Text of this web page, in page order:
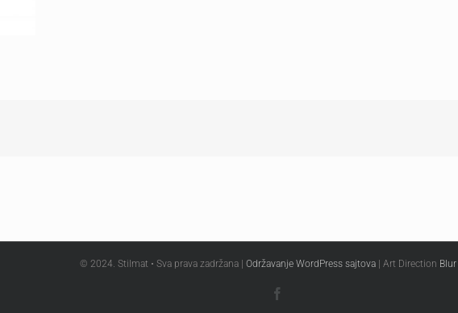
© 2024. Stilmat • Sva prava zadržana | Održavanje WordPress sajtova| Art Direction